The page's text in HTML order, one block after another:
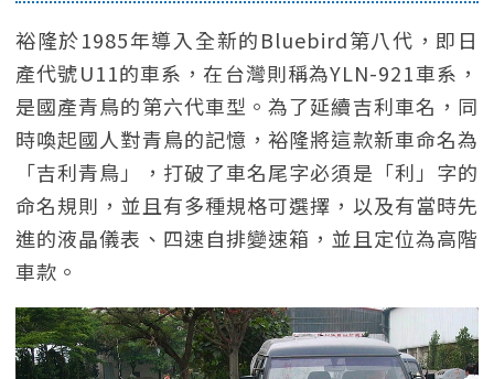
裕隆於1985年導入全新的Bluebird第八代，即日
產代號U11的車系，在台灣則稱為YLN-921車系，
是國產青鳥的第六代車型。為了延續吉利車名，同
時喚起國人對青鳥的記憶，裕隆將這款新車命名為
「吉利青鳥」，打破了車名尾字必須是「利」字的
命名規則，並且有多種規格可選擇，以及有當時先
進的液晶儀表、四速自排變速箱，並且定位為高階
車款。